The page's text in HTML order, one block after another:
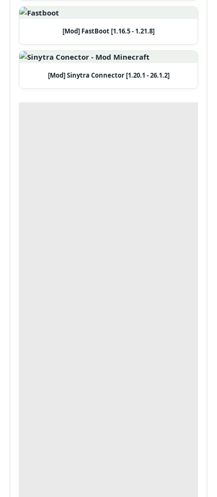
[Mod] FastBoot [1.16.5 - 1.21.8]
[Mod] Sinytra Connector [1.20.1 - 26.1.2]